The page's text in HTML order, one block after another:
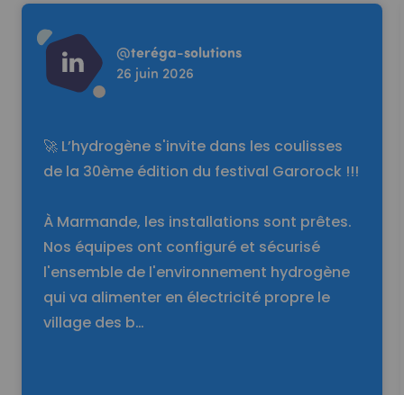
Read more
@teréga-solutions
26 juin 2026
🚀 L’hydrogène s'invite dans les coulisses
de la 30ème édition du festival Garorock !!!
À Marmande, les installations sont prêtes.
Nos équipes ont configuré et sécurisé
l'ensemble de l'environnement hydrogène
qui va alimenter en électricité propre le
village des b…